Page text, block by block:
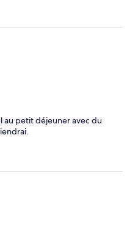
au petit déjeuner avec du